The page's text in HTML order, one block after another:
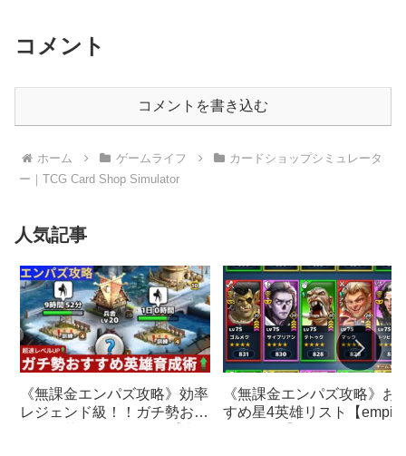
コメント
コメントを書き込む
ホーム ゲームライフ
カードショップシミュレータ
ー｜TCG Card Shop Simulator
人気記事
《無課金エンパズ攻略》効率
レジェンド級！！ガチ勢おす
《無課金エンパズ攻略》お
すめ星4英雄リスト【